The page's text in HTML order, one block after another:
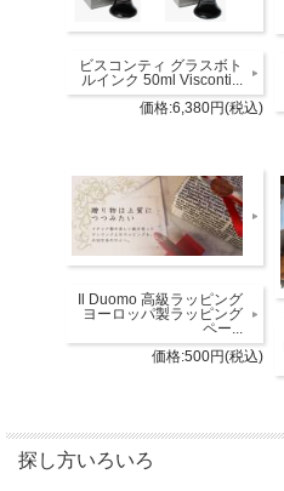
ビスコンティ グラスボト
ルインク 50ml Visconti...
価格:6,380円(税込)
Il Duomo 高級ラッピング
ヨーロッパ製ラッピング
ペー...
価格:500円(税込)
探し方いろいろ